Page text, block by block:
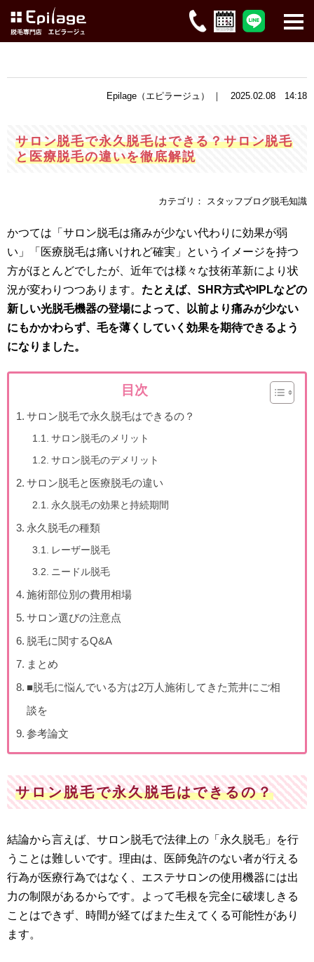
Epilage（エピラージュ） ｜ 2025.02.08 14:18
サロン脱毛で永久脱毛はできる？サロン脱毛
と医療脱毛の違いを徹底解説
カテゴリ： スタッフブログ脱毛知識
かつては「サロン脱毛は痛みが少ない代わりに効果が弱
い」「医療脱毛は痛いけれど確実」というイメージを持つ
方がほとんどでしたが、近年では様々な技術革新により状
況が変わりつつあります。 たとえば、SHR方式やIPLなどの
新しい光脱毛機器の登場によって、以前より痛みが少ない
にもかかわらず、毛を薄くしていく効果を期待できるよう
になりました。
目次
サロン脱毛で永久脱毛はできるの？
サロン脱毛のメリット
サロン脱毛のデメリット
サロン脱毛と医療脱毛の違い
永久脱毛の効果と持続期間
永久脱毛の種類
レーザー脱毛
ニードル脱毛
施術部位別の費用相場
サロン選びの注意点
脱毛に関するQ&A
まとめ
■脱毛に悩んでいる方は2万人施術してきた荒井にご相
談を
参考論文
サロン脱毛で永久脱毛はできるの？
結論から言えば、サロン脱毛で法律上の「永久脱毛」を行
うことは難しいです。理由は、医師免許のない者が行える
行為が医療行為ではなく、エステサロンの使用機器には出
力の制限があるからです。よって毛根を完全に破壊しきる
ことはできず、時間が経てばまた生えてくる可能性があり
ます。